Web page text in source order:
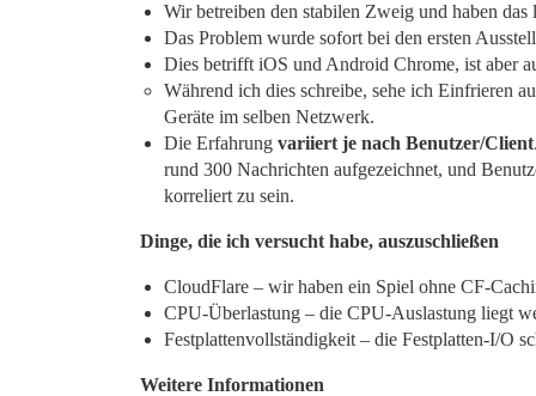
Wir betreiben den stabilen Zweig und haben
Das Problem wurde sofort bei den ersten
Dies betrifft iOS und Android Chrome, ist aber
Während ich dies schreibe, sehe ich Einfrieren
Geräte im selben Netzwerk.
Die Erfahrung variiert je nach Benutzer/Client
rund 300 Nachrichten aufgezeichnet, und
korreliert zu sein.
Dinge, die ich versucht habe, auszuschließen
CloudFlare – wir haben ein Spiel ohne CF-
CPU-Überlastung – die CPU-Auslastung liegt
Festplattenvollständigkeit – die Festplatten-I/O
Weitere Informationen